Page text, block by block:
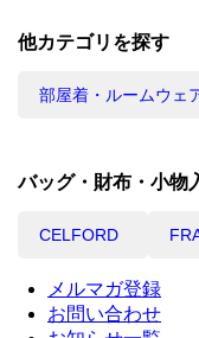
他カテゴリを探す
部屋着・ルームウェ
バッグ・財布・小物
CELFORD
メルマガ登録
お問い合わせ